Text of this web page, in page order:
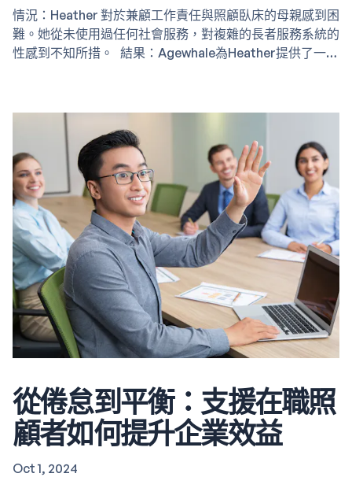
情況：Heather 對於兼顧工作責任與照顧臥床的母親感到困
難。她從未使用過任何社會服務，對複雜的長者服務系統的
性感到不知所措。 結果：Agewhale為Heather提供了一個
服務的方向，提供了一個更可負擔的長期解決方案。 範
疇：暫托服務、社區資源、社區服務
從倦怠到平衡：支援在職照
顧者如何提升企業效益
Oct 1, 2024